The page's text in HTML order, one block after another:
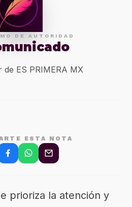
DE AUTORIDAD
de ES PRIMERA MX
ESTA NOTA
prioriza la atención y